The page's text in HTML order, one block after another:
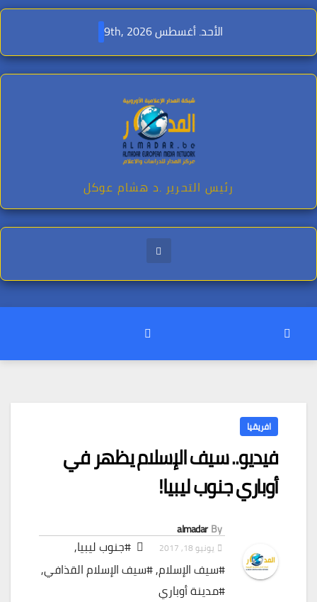
Skip
content
الأحد. أغسطس 9th, 2026
رئيس التحرير .د هشام عوكل
افريقيا
فيديو.. سيف الإسلام يظهر في
أوباري جنوب ليبيا!
By
almadar
يونيو 18, 2017 #جنوب ليبيا,
#سيف الإسلام,#سيف الإسلام القذافي,
#مدينة أوباري